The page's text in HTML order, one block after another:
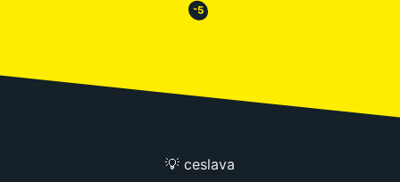
-5 😂
💡 ceslava